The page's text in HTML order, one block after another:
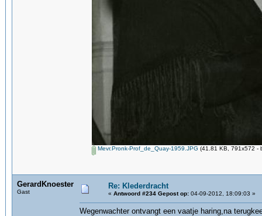
Mevr.Pronk-Prof_de_Quay-1959.JPG (41.81 KB, 791x572 -
GerardKnoester
Gast
Re: Klederdracht
« Antwoord #234 Gepost op: 04-09-2012, 18:09:03 »
Wegenwachter ontvangt een vaatje haring,na